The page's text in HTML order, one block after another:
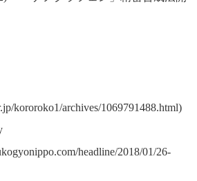
kororoko1/archives/1069791488.html)
headline/2018/01/26-